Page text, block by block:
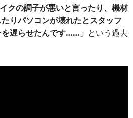
クの調子が悪いと言ったり、機材
りパソコンが壊れたとスタッフ
遅らせたんです……」 という過去